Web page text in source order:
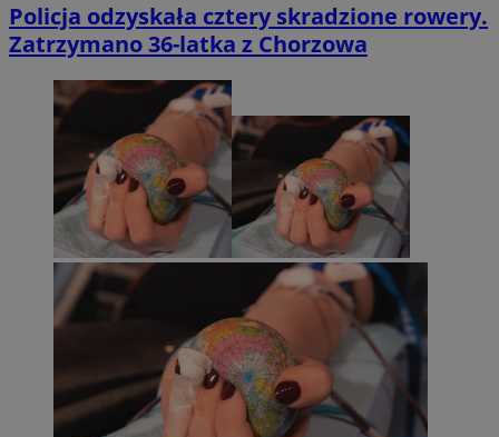
Policja odzyskała cztery skradzione rowery.
Zatrzymano 36-latka z Chorzowa